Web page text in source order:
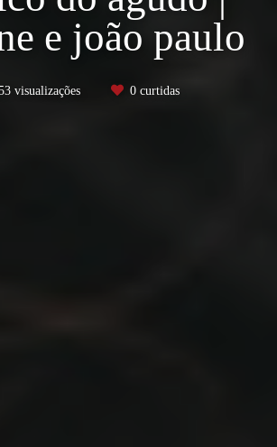
e joão paulo
visualizações 0curtidas